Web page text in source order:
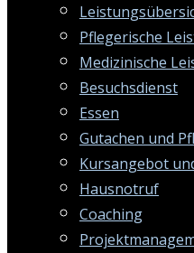
Pflegerische
Medizinische
Besuchsdienst
Essen
Gutachen und
Kursangebot
Hausnotruf
Coaching